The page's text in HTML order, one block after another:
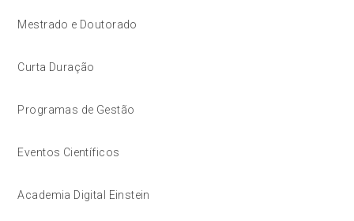
Mestrado e Doutorado
Curta Duração
Programas de Gestão
Eventos Científicos
Academia Digital Einstein